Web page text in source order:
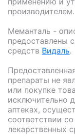
производителем.
Меманталь -
предоставлены
средств Видаль.
препараты не
или покупке
исключительно
аптеках,
соответствии
лекарственных